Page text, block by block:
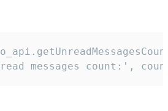
messages count:',